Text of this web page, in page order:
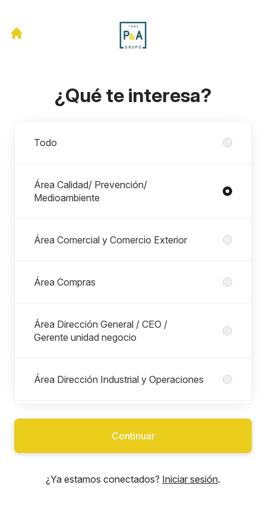
¿Qué te interesa?
Todo
Área Calidad/ Prevención/
Medioambiente
Área Comercial y Comercio Exterior
Área Compras
Área Dirección General / CEO /
Gerente unidad negocio
Área Dirección Industrial y Operaciones
Área Excelencia Operacional / Lean y
Área Finanzas
Continuar
¿Ya estamos conectados? Iniciar sesión.